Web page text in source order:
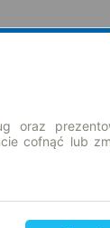
oraz
cofnąć lub